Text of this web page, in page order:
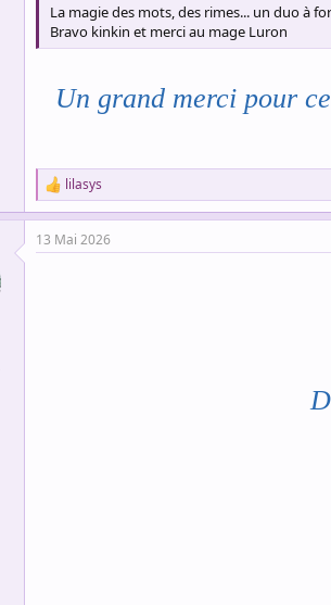
La magie des mots, des rimes... un duo à
Bravo kinkin et merci au mage Luron
Un grand merci pour
R
e
a
c
lilasys
13 Mai 2026